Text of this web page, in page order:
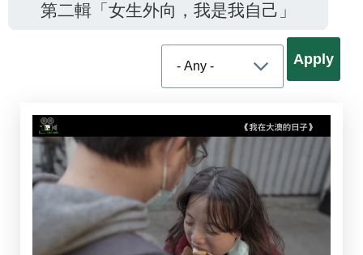
第二輯「女生外向，我是我自己」